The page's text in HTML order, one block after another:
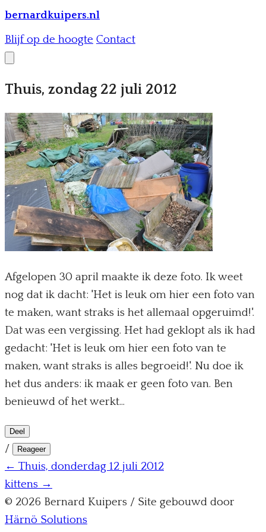
bernardkuipers.nl
Blijf op de hoogte Contact
Thuis, zondag 22 juli 2012
Afgelopen 30 april maakte ik deze foto. Ik weet
nog dat ik dacht: 'Het is leuk om hier een foto van
te maken, want straks is het allemaal opgeruimd!'.
Dat was een vergissing. Het had geklopt als ik had
gedacht: 'Het is leuk om hier een foto van te
maken, want straks is alles begroeid!'. Nu doe ik
het dus anders: ik maak er geen foto van. Ben
benieuwd of het werkt...
Deel
/ Reageer
← Thuis, donderdag 12 juli 2012
kittens →
© 2026 Bernard Kuipers / Site gebouwd door
Härnö Solutions